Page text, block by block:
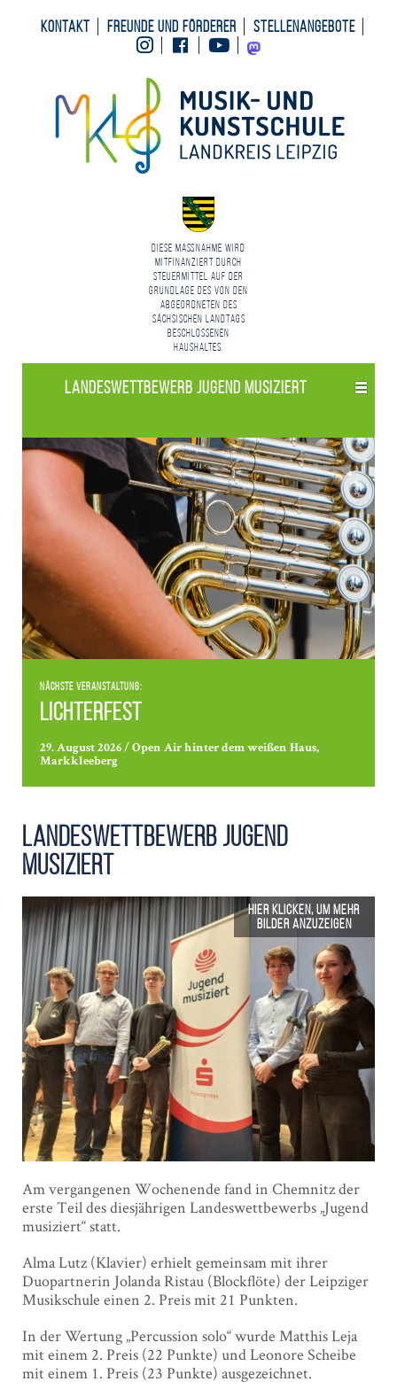
Kontakt Freunde und Förderer
Stellenangebote
InstagramFacebookYoutubeMastodon
Diese Maßnahme wird
mitfinanziert durch
Steuermittel auf der
Grundlage des von den
Abgeordneten des
Sächsischen Landtags
beschlossenen
Haushaltes.
Landes­wettbewerb Jugend musiziert
Nächste Veranstaltung:
Lichterfest
29. August 2026 / Open Air hinter dem weißen Haus,
Markkleeberg
Landes­wettbewerb Jugend
musiziert
Am vergangenen Wochenende fand in Chemnitz der
erste Teil des diesjährigen Landeswettbewerbs „Jugend
musiziert“ statt.
Alma Lutz (Klavier) erhielt gemeinsam mit ihrer
Duopartnerin Jolanda Ristau (Blockflöte) der Leipziger
Musikschule einen 2. Preis mit 21 Punkten.
In der Wertung „Percussion solo“ wurde Matthis Leja
mit einem 2. Preis (22 Punkte) und Leonore Scheibe
mit einem 1. Preis (23 Punkte) ausgezeichnet.